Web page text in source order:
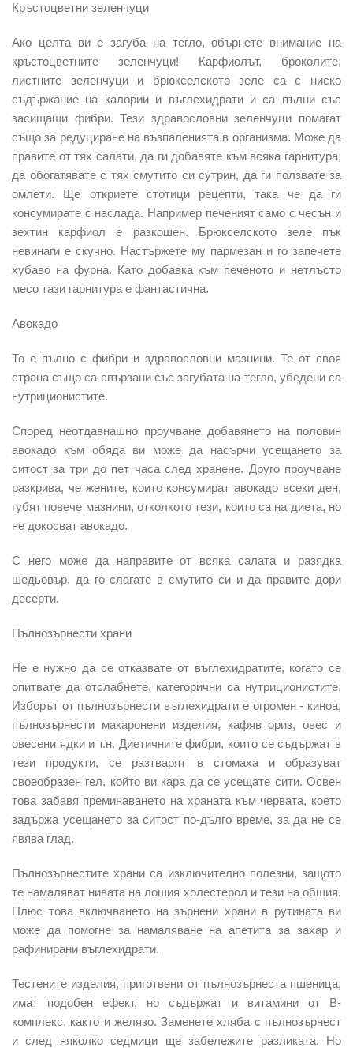
Кръстоцветни зеленчуци
Ако целта ви е загуба на тегло, обърнете внимание на
кръстоцветните зеленчуци! Карфиолът, броколите,
листните зеленчуци и брюкселското зеле са с ниско
съдържание на калории и въглехидрати и са пълни със
засищащи фибри. Тези здравословни зеленчуци помагат
също за редуциране на възпаленията в организма. Може да
правите от тях салати, да ги добавяте към всяка гарнитура,
да обогатявате с тях смутито си сутрин, да ги ползвате за
омлети. Ще откриете стотици рецепти, така че да ги
консумирате с наслада. Например печеният само с чесън и
зехтин карфиол е разкошен. Брюкселското зеле пък
невинаги е скучно. Настържете му пармезан и го запечете
хубаво на фурна. Като добавка към печеното и нетлъсто
месо тази гарнитура е фантастична.
Авокадо
То е пълно с фибри и здравословни мазнини. Те от своя
страна също са свързани със загубата на тегло, убедени са
нутриционистите.
Според неотдавнашно проучване добавянето на половин
авокадо към обяда ви може да насърчи усещането за
ситост за три до пет часа след хранене. Друго проучване
разкрива, че жените, които консумират авокадо всеки ден,
губят повече мазнини, отколкото тези, които са на диета, но
не докосват авокадо.
С него може да направите от всяка салата и разядка
шедьовър, да го слагате в смутито си и да правите дори
десерти.
Пълнозърнести храни
Не е нужно да се отказвате от въглехидратите, когато се
опитвате да отслабнете, категорични са нутриционистите.
Изборът от пълнозърнести въглехидрати е огромен - киноа,
пълнозърнести макаронени изделия, кафяв ориз, овес и
овесени ядки и т.н. Диетичните фибри, които се съдържат в
тези продукти, се разтварят в стомаха и образуват
своеобразен гел, който ви кара да се усещате сити. Освен
това забавя преминаването на храната към червата, което
задържа усещането за ситост по-дълго време, за да не се
явява глад.
Пълнозърнестите храни са изключително полезни, защото
те намаляват нивата на лошия холестерол и тези на общия.
Плюс това включването на зърнени храни в рутината ви
може да помогне за намаляване на апетита за захар и
рафинирани въглехидрати.
Тестените изделия, приготвени от пълнозърнеста пшеница,
имат подобен ефект, но съдържат и витамини от В-
комплекс, както и желязо. Заменете хляба с пълнозърнест
и след няколко седмици ще забележите разликата. Но